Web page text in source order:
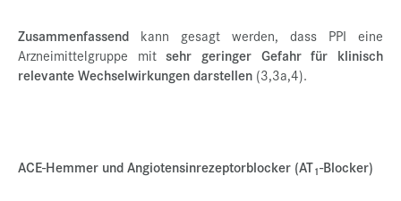
Zusammenfassend kann gesagt werden, dass PPI eine
Arzneimittelgruppe mitsehr geringer Gefahr für klinisch
relevante Wechselwirkungen darstellen (3,3a,4).
ACE-Hemmer und Angiotensinrezeptorblocker (AT1-Blocker)